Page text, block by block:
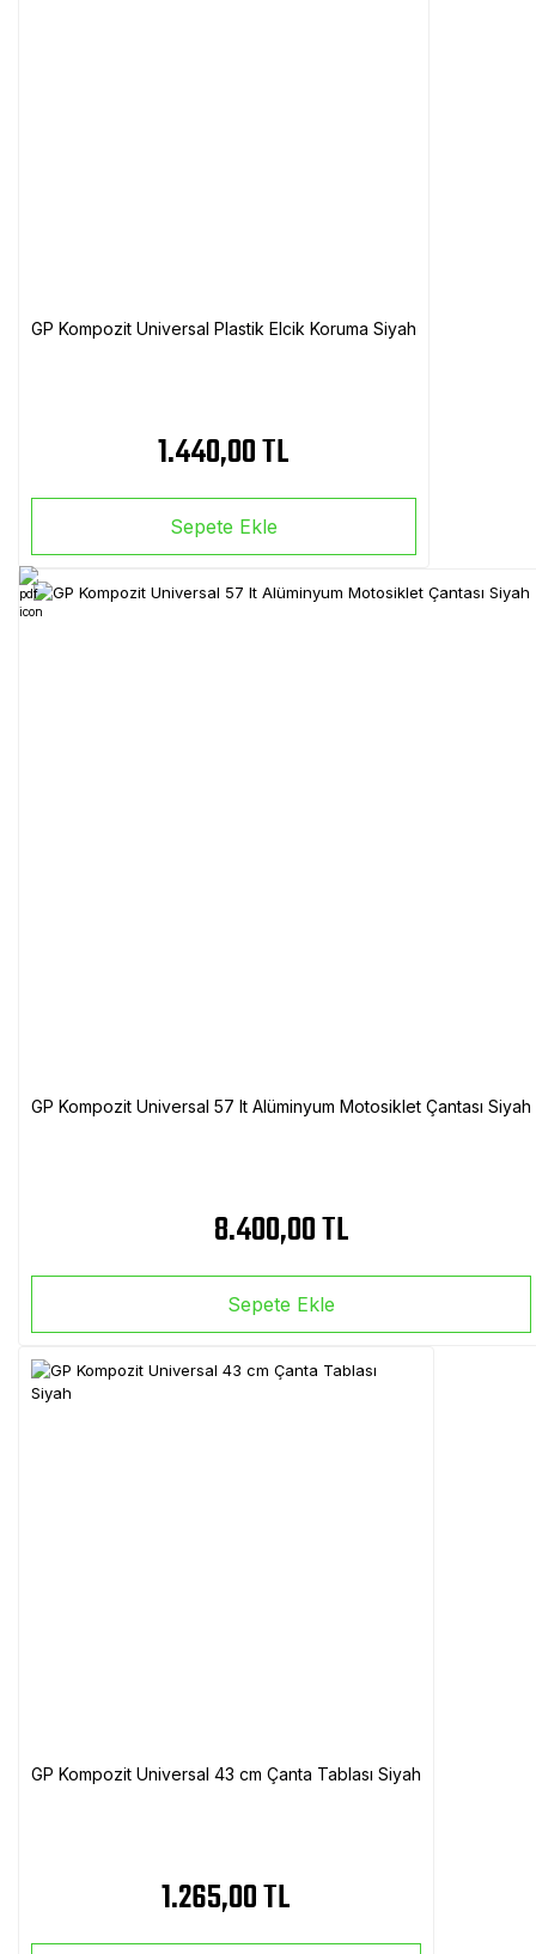
GP Kompozit Universal Plastik Elcik Koruma Siyah
1.440,00 TL
Sepete Ekle
GP Kompozit Universal 57 lt Alüminyum Motosiklet Çantası Siyah
8.400,00 TL
Sepete Ekle
GP Kompozit Universal 43 cm Çanta Tablası Siyah
1.265,00 TL